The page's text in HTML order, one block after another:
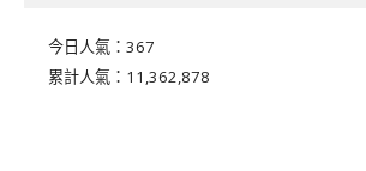
今日人氣： 367
累計人氣： 11,362,878